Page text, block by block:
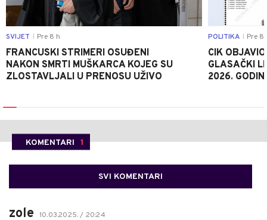
SVIJET Pre 8 h
FRANCUSKI STRIMERI OSUĐENI
NAKON SMRTI MUŠKARCA KOJEG SU
ZLOSTAVLJALI U PRENOSU UŽIVO
POLITIKA Pre 8
CIK
GLASAČKI
2026.
KOMENTARI 1
SVI KOMENTARI
zole 10.03.2025. / 20:24